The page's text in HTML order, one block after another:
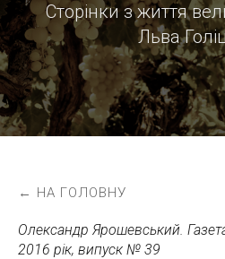
Сторінки з життя
Льва
← НА ГОЛОВНУ
Олександр Ярошевський.
2016 рік, випуск № 39